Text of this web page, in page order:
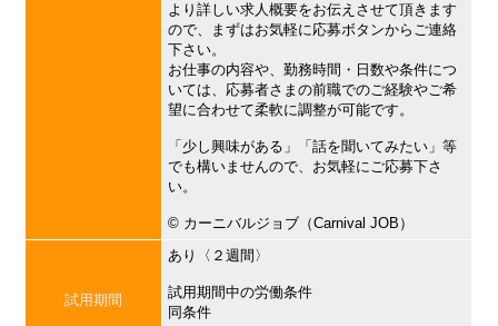
より詳しい求人概要をお伝えさせて頂きます
ので、まずはお気軽に応募ボタンからご連絡
下さい。
お仕事の内容や、勤務時間・日数や条件につ
いては、応募者さまの前職でのご経験やご希
望に合わせて柔軟に調整が可能です。
「少し興味がある」「話を聞いてみたい」等
でも構いませんので、お気軽にご応募下さ
い。
©︎ カーニバルジョブ（Carnival JOB）
試用期間
あり〈２週間〉
試用期間中の労働条件
同条件